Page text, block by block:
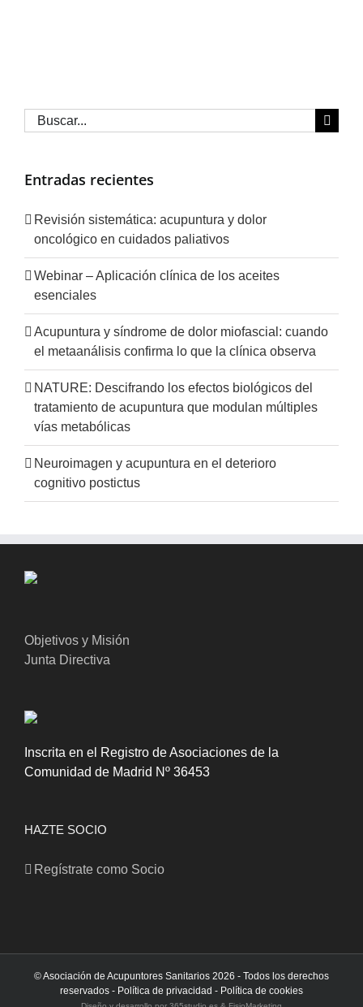
Buscar:
Entradas recientes
Revisión sistemática: acupuntura y dolor
oncológico en cuidados paliativos
Webinar – Aplicación clínica de los aceites
esenciales
Acupuntura y síndrome de dolor miofascial: cuando
el metaanálisis confirma lo que la clínica observa
NATURE: Descifrando los efectos biológicos del
tratamiento de acupuntura que modulan múltiples
vías metabólicas
Neuroimagen y acupuntura en el deterioro
cognitivo postictus
Objetivos y Misión
Junta Directiva
Inscrita en el Registro de Asociaciones de la
Comunidad de Madrid Nº 36453
HAZTE SOCIO
Regístrate como Socio
© Asociación de Acupuntores Sanitarios 2026 - Todos los derechos
reservados - Política de privacidad - Política de cookies